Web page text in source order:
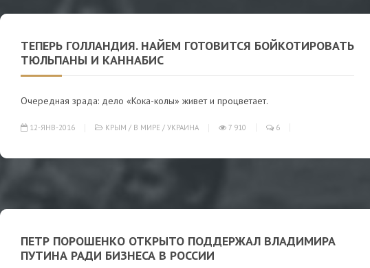
ТЕПЕРЬ ГОЛЛАНДИЯ. НАЙЕМ ГОТОВИТСЯ БОЙКОТИРОВАТЬ
ТЮЛЬПАНЫ И КАННАБИС
Очередная зрада: дело «Кока-колы» живет и процветает.
12-ЯНВ-2016 КРЫМ / В МИРЕ / УКРАИНА 7 910 6
ПЕТР ПОРОШЕНКО ОТКРЫТО ПОДДЕРЖАЛ ВЛАДИМИРА
ПУТИНА РАДИ БИЗНЕСА В РОССИИ